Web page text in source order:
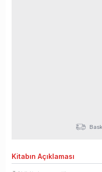
Kitabın Açıklaması